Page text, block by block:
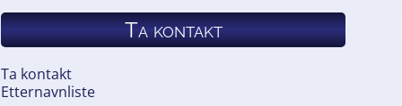
Ta kontakt
Ta kontakt
Etternavnliste